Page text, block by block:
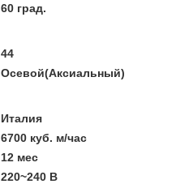
60 град.
44
Осевой(Аксиальный)
Италия
6700 куб. м/час
12 мес
220~240 В